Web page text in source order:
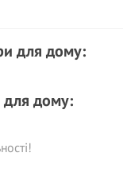
для дому: